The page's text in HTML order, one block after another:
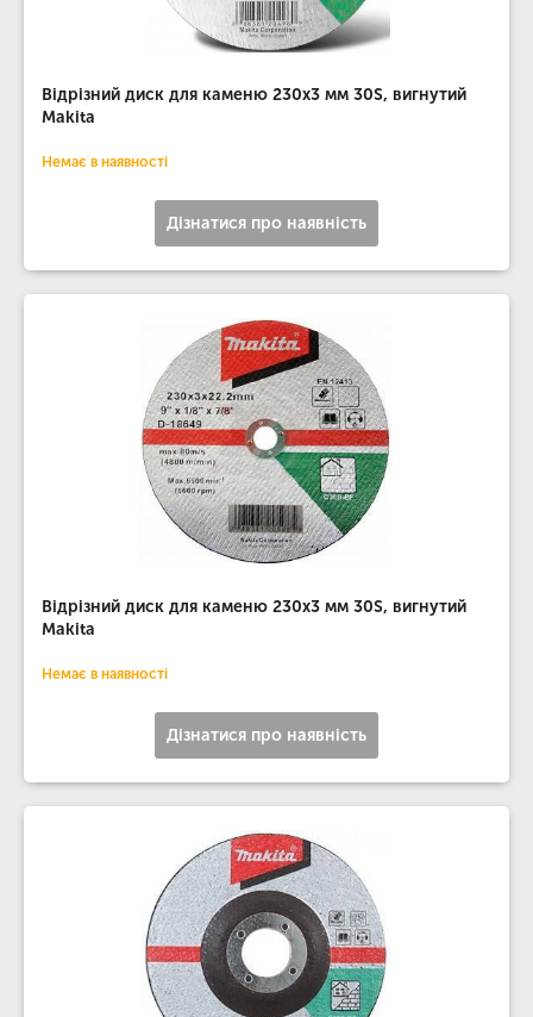
Відрізний диск для каменю 230х3 мм 30S, вигнутий
Makita
Немає в наявності
Дізнатися про наявність
Відрізний диск для каменю 230х3 мм 30S, вигнутий
Makita
Немає в наявності
Дізнатися про наявність